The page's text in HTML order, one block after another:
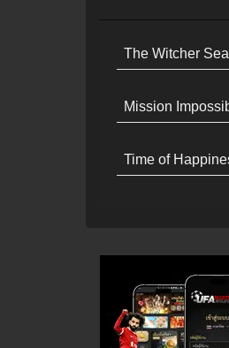
The Witcher
Mission
Time of